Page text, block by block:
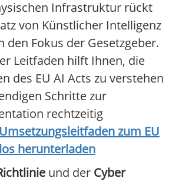
Infrastruktur rückt
von Künstlicher Intelligenz
den Fokus der Gesetzgeber.
Leitfaden hilft Ihnen, die
des EU AI Acts zu verstehen
Schritte zur
rechtzeitig
Umsetzungsleitfaden zum EU
herunterladen
und der Cyber